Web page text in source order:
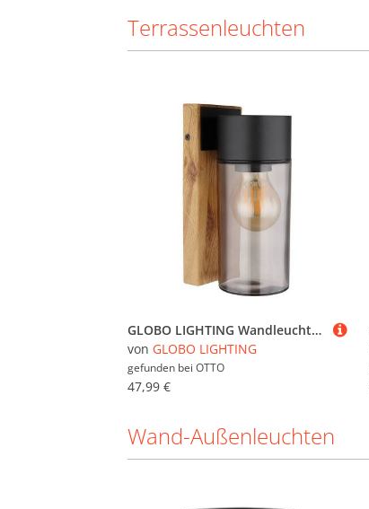
Terrassenleuchten
GLOBO LIGHTING Wandleuchte, Leuchtmittel nicht inklusive, Wandlampe Außenleuchte Terrassenlampe, Moderne Fassadenleuchte
von GLOBO LIGHTING
gefunden bei OTTO
47,99 €
Wand-Außenleuchten